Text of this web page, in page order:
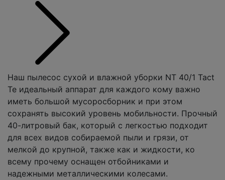
Наш пылесос сухой и влажной уборки NT 40/1 Tact
Te идеальный аппарат для каждого кому важно
иметь большой мусоросборник и при этом
сохранять высокий уровень мобильности. Прочный
40-литровый бак, который с легкостью подходит
для всех видов собираемой пыли и грязи, от
мелкой до крупной, также как и жидкости, ко
всему прочему оснащен отбойниками и
надежными металлическими колесами.